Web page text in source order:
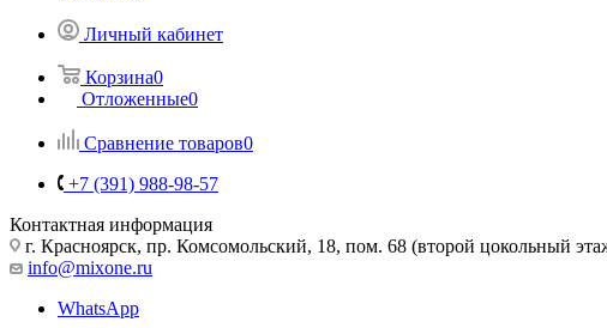
Личный кабинет
Корзина0
Отложенные0
Сравнение товаров0
+7 (391) 988-98-57
Контактная информация
г. Красноярск, пр. Комсомольский, 18, пом. 68 (второй цокольный
info@mixone.ru
WhatsApp